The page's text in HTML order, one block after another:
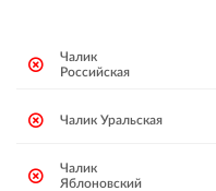
Чалик
Российская
Чалик Уральская
Чалик
Яблоновский